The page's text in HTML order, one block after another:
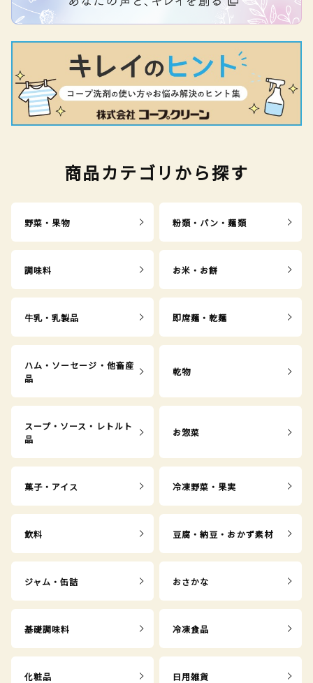
商品カテゴリから探す
野菜・果物 粉類・パン・麺類
調味料 お米・お餅
牛乳・乳製品 即席麺・乾麺
ハム・ソーセージ・他畜産
品
乾物
スープ・ソース・レトルト
品
お惣菜
菓子・アイス 冷凍野菜・果実
飲料 豆腐・納豆・おかず素材
ジャム・缶詰 おさかな
基礎調味料 冷凍食品
化粧品 日用雑貨